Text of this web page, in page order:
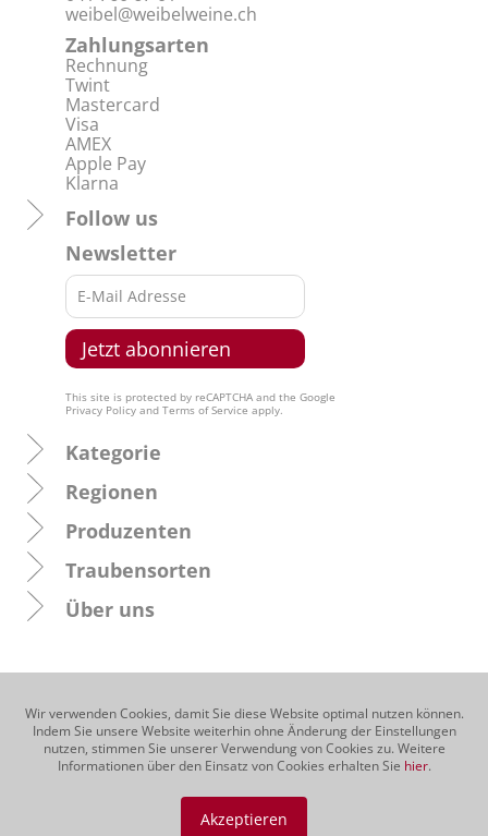
Wir verwenden Cookies, damit Sie diese Website optimal nutzen können.
Indem Sie unsere Website weiterhin ohne Änderung der Einstellungen
nutzen, stimmen Sie unserer Verwendung von Cookies zu. Weitere
Informationen über den Einsatz von Cookies erhalten Sie hier.
Akzeptieren
weibel@weibelweine.ch
Zahlungsarten
Rechnung
Twint
Mastercard
Visa
AMEX
Apple Pay
Klarna
Follow us
Newsletter
This site is protected by reCAPTCHA and the Google
Privacy Policy and Terms of Service apply.
Kategorie
Regionen
Produzenten
Traubensorten
Über uns